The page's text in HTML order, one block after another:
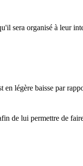
sera organisé à leur
en légère baisse par
de lui permettre de